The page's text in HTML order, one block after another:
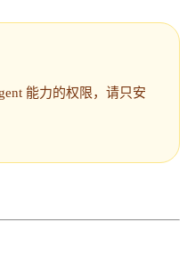
能力的权限，请只安